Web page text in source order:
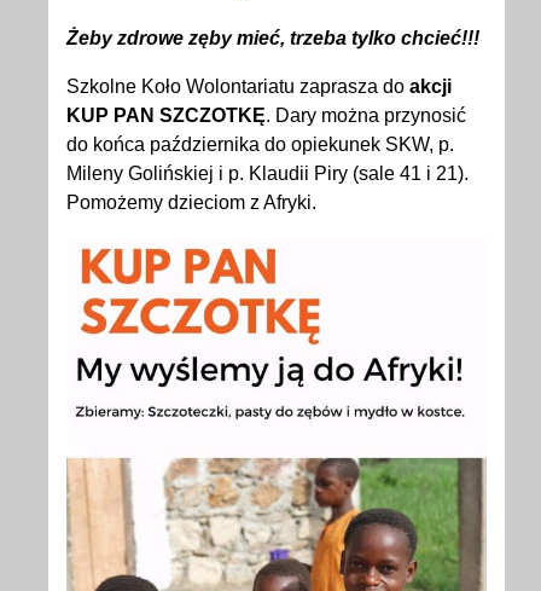
Żeby zdrowe zęby mieć, trzeba tylko chcieć!!!
Szkolne Koło Wolontariatu zaprasza do akcji
KUP PAN SZCZOTKĘ. Dary można przynosić
do końca października do opiekunek SKW, p.
Mileny Golińskiej i p. Klaudii Piry (sale 41 i 21).
Pomożemy dzieciom z Afryki.